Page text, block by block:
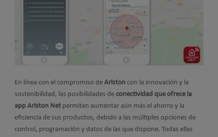
En línea con el compromiso de Ariston con la innovación y la
sostenibilidad, las posibilidades de conectividad que ofrece la
app Ariston Net permiten aumentar aún más el ahorro y la
eficiencia de sus productos, debido a las múltiples opciones de
control, programación y datos de las que dispone. Todas ellas